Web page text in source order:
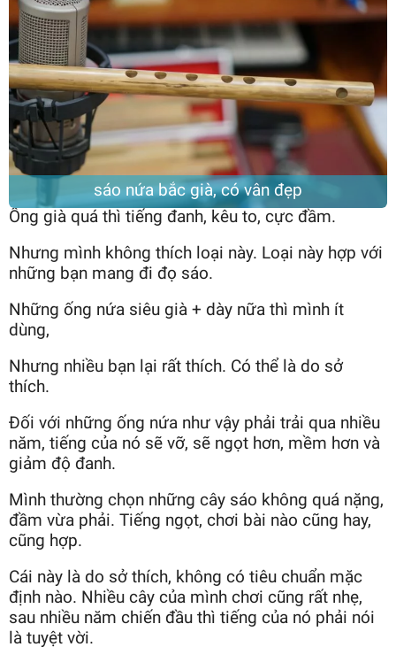
sáo nứa bắc già, có vân đẹp
Ống già quá thì tiếng đanh, kêu to, cực đầm.
Nhưng mình không thích loại này. Loại này hợp với
những bạn mang đi đọ sáo.
Những ống nứa siêu già + dày nữa thì mình ít
dùng,
Nhưng nhiều bạn lại rất thích. Có thể là do sở
thích.
Đối với những ống nứa như vậy phải trải qua nhiều
năm, tiếng của nó sẽ vỡ, sẽ ngọt hơn, mềm hơn và
giảm độ đanh.
Mình thường chọn những cây sáo không quá nặng,
đầm vừa phải. Tiếng ngọt, chơi bài nào cũng hay,
cũng hợp.
Cái này là do sở thích, không có tiêu chuẩn mặc
định nào. Nhiều cây của mình chơi cũng rất nhẹ,
sau nhiều năm chiến đầu thì tiếng của nó phải nói
là tuyệt vời.